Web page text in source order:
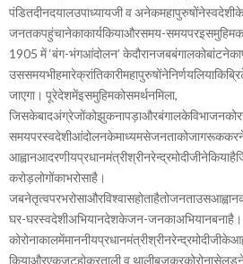
पंडितदीनदयालउपाध्यायजी व
जनतकपहुंचानेकाकार्यकियाऔरसमय-
1905 में ‘बंग-भंगआंदोलन’
जाएगा। पूरेदेशमेंइसमुहिमकोसमर्थनमिला,
करोड़लोगोंकाभरोसाहै।
घर-घरस्वदेशीअभियानदेशकेजन-जनकाअभियानबनाहै।
कियाऔरएकजुटहोकरताली व